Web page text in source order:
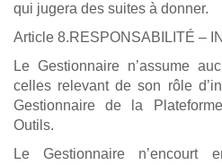
qui jugera des suites à donner.
Article 8.RESPONSABILITÉ –
Le Gestionnaire n’assume
celles relevant de son rôle
Gestionnaire de la
Outils.
Le Gestionnaire n’encourt